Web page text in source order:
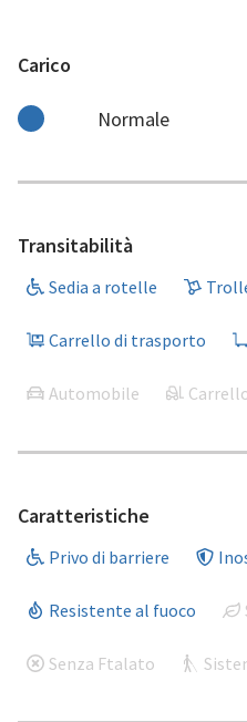
Carico
Normale
Transitabilità
Sedia a rotelle
Carrello di trasporto
Automobile
Caratteristiche
Privo di barriere
Resistente al fuoco
Senza Ftalato